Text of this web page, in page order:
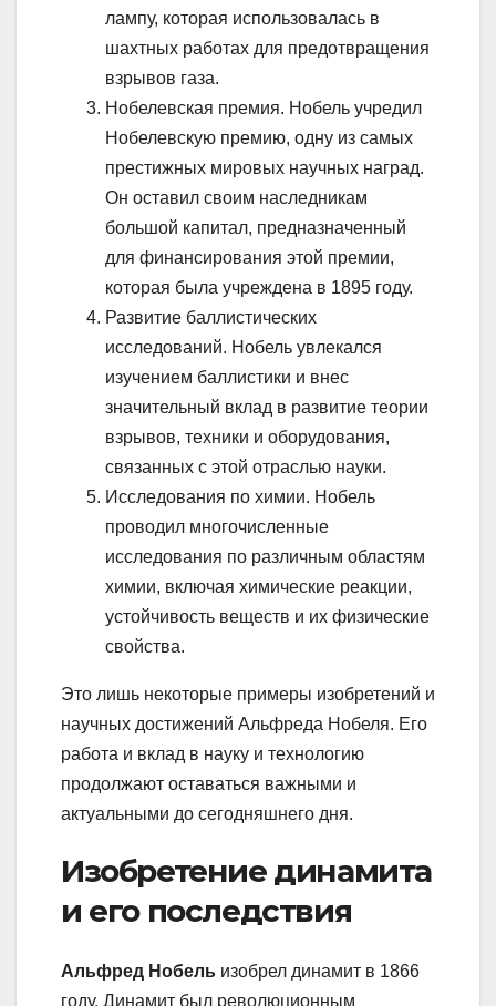
лампу, которая использовалась в
шахтных работах для предотвращения
взрывов газа.
Нобелевская премия. Нобель учредил
Нобелевскую премию, одну из самых
престижных мировых научных наград.
Он оставил своим наследникам
большой капитал, предназначенный
для финансирования этой премии,
которая была учреждена в 1895 году.
Развитие баллистических
исследований. Нобель увлекался
изучением баллистики и внес
значительный вклад в развитие теории
взрывов, техники и оборудования,
связанных с этой отраслью науки.
Исследования по химии. Нобель
проводил многочисленные
исследования по различным областям
химии, включая химические реакции,
устойчивость веществ и их физические
свойства.
Это лишь некоторые примеры изобретений и
научных достижений Альфреда Нобеля. Его
работа и вклад в науку и технологию
продолжают оставаться важными и
актуальными до сегодняшнего дня.
Изобретение динамита
и его последствия
Альфред Нобель изобрел динамит в 1866
году. Динамит был революционным